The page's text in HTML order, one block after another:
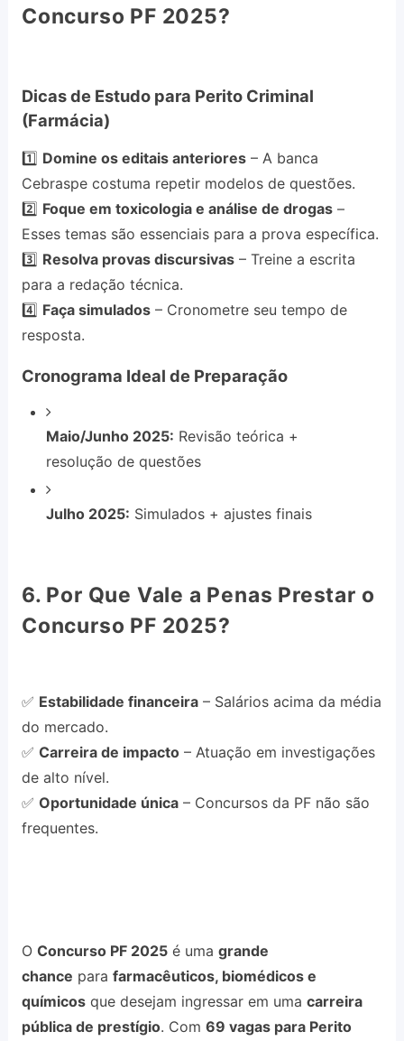
Concurso PF 2025?
Dicas de Estudo para Perito Criminal
(Farmácia)
1️⃣ Domine os editais anteriores– A banca
Cebraspe costuma repetir modelos de questões.
2️⃣ Foque em toxicologia e análise de drogas–
Esses temas são essenciais para a prova específica.
3️⃣ Resolva provas discursivas– Treine a escrita
para a redação técnica.
4️⃣ Faça simulados– Cronometre seu tempo de
resposta.
Cronograma Ideal de Preparação
Maio/Junho 2025: Revisão teórica +
resolução de questões
Julho 2025: Simulados + ajustes finais
6. Por Que Vale a Penas Prestar o
Concurso PF 2025?
✅ Estabilidade financeira– Salários acima da média
do mercado.
✅ Carreira de impacto– Atuação em investigações
de alto nível.
✅ Oportunidade única– Concursos da PF não são
frequentes.
O Concurso PF 2025é uma grande
chance para farmacêuticos, biomédicos e
químicosque desejam ingressar em uma carreira
pública de prestígio. Com 69 vagas para Perito